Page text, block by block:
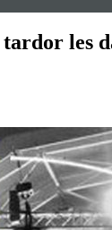
les